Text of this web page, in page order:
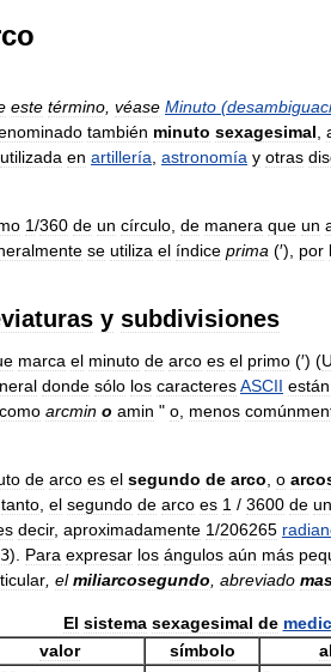
este término véase Minuto (
también minuto sexagesimal
utilizada en artillería astronomía y otras
1/360 de un círculo de manera que un
se utiliza el índice prima (′), por
y subdivisiones
marca el minuto de arco es el primo (′) (U
donde sólo los caracteresASCII están
como arcmin o amin " o menos
de arco es el segundo de arco o
tanto el segundo de arco es 1 / 3600 de un
decir, aproximadamente 1/206265
). Para expresar los ángulos aún más
el miliarcosegundo abreviado
El sistema sexagesimal de
valor símbolo